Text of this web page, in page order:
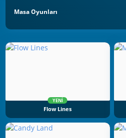
Masa Oyunları
YENI
Flow Lines